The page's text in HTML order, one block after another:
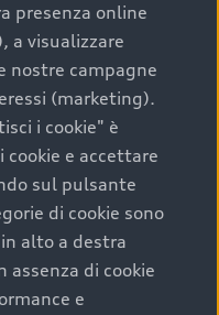
che coniuga
Per fare un
aspetti
e l’affidabilità del
perfetta tramite Audi
presenza online
a visualizzare
nostre campagne
(marketing).
i cookie" è
e accettare
sul pulsante
di cookie sono
alto a destra
assenza di cookie
e